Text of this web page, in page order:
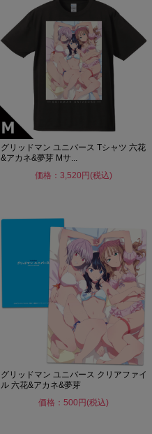
グリッドマン ユニバース Tシャツ 六花
&アカネ&夢芽 Mサ...
価格：3,520円(税込)
グリッドマン ユニバース クリアファイ
ル 六花&アカネ&夢芽
価格：500円(税込)